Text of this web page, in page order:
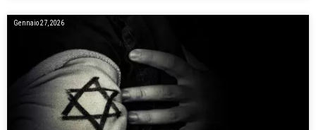
Gennaio 27, 2026